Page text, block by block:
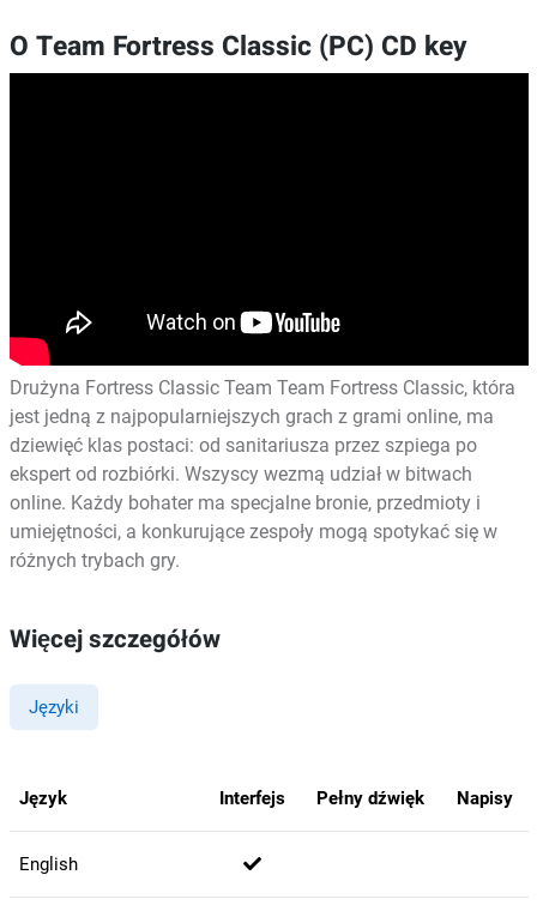
O Team Fortress Classic (PC) CD key
Drużyna Fortress Classic Team Team Fortress Classic, która
jest jedną z najpopularniejszych grach z grami online, ma
dziewięć klas postaci: od sanitariusza przez szpiega po
ekspert od rozbiórki. Wszyscy wezmą udział w bitwach
online. Każdy bohater ma specjalne bronie, przedmioty i
umiejętności, a konkurujące zespoły mogą spotykać się w
różnych trybach gry.
Więcej szczegółów
Języki
Język Interfejs Pełny dźwięk Napisy
English